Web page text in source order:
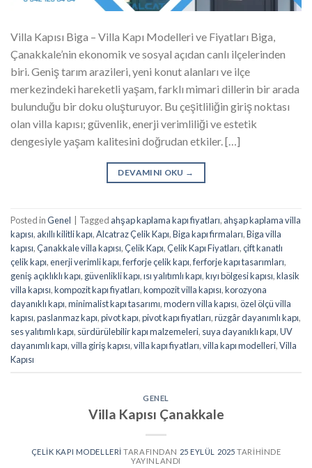
Villa Kapısı Biga – Villa Kapı Modelleri ve Fiyatları Biga,
Çanakkale’nin ekonomik ve sosyal açıdan canlı ilçelerinden
biri. Geniş tarım arazileri, yeni konut alanları ve ilçe
merkezindeki hareketli yaşam, farklı mimari dillerin bir arada
bulunduğu bir doku oluşturuyor. Bu çeşitliliğin giriş noktası
olan villa kapısı; güvenlik, enerji verimliliği ve estetik
dengesiyle yaşam kalitesini doğrudan etkiler. […]
DEVAMINI OKU →
Posted inGenel Tagged ahşap kaplama kapı fiyatları, ahşap kaplama villa
kapısı, akıllı kilitli kapı,Alcatraz Çelik Kapı,Biga kapı firmaları,Biga villa
kapısı,Çanakkale villa kapısı,Çelik Kapı,Çelik Kapı Fiyatları,çift kanatlı
çelik kapı,enerji verimli kapı,ferforje çelik kapı,ferforje kapı tasarımları,
geniş açıklıklı kapı, güvenlikli kapı,ısı yalıtımlı kapı,kıyı bölgesi kapısı,klasik
villa kapısı,kompozit kapı fiyatları,kompozit villa kapısı,korozyona
dayanıklı kapı,minimalist kapı tasarımı,modern villa kapısı,özel ölçü villa
kapısı,paslanmaz kapı,pivot kapı,pivot kapı fiyatları,rüzgâr dayanımlı kapı,
ses yalıtımlı kapı, sürdürülebilir kapı malzemeleri, suya dayanıklı kapı,UV
dayanımlı kapı,villa giriş kapısı,villa kapı fiyatları,villa kapı modelleri,Villa
Kapısı
GENEL
Villa Kapısı Çanakkale
ÇELIK KAPI MODELLERI TARAFINDAN 25 EYLÜL 2025 TARIHINDE
YAYINLANDI